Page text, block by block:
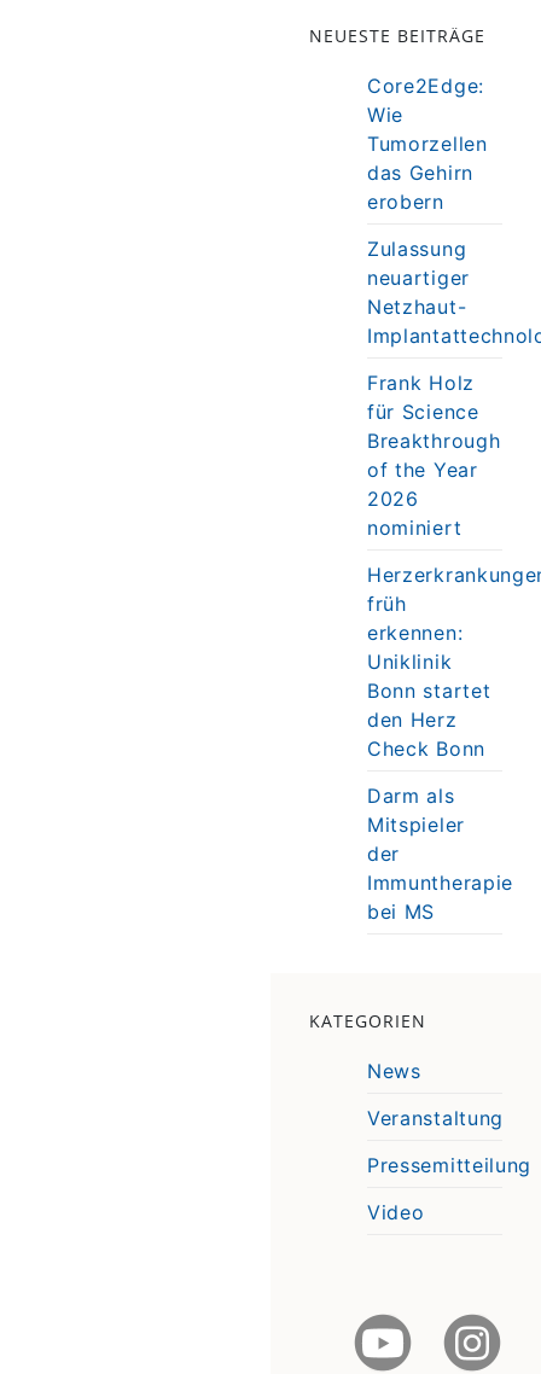
NEUESTE BEITRÄGE
Core2Edge:
Wie
Tumorzellen
das Gehirn
erobern
Zulassung
neuartiger
Netzhaut-
Frank Holz
für Science
Breakthrough
of the Year
2026
nominiert
früh
erkennen:
Uniklinik
Bonn startet
den Herz
Check Bonn
Darm als
Mitspieler
der
Immuntherapie
bei MS
KATEGORIEN
News
Veranstaltung
Pressemitteilung
Video